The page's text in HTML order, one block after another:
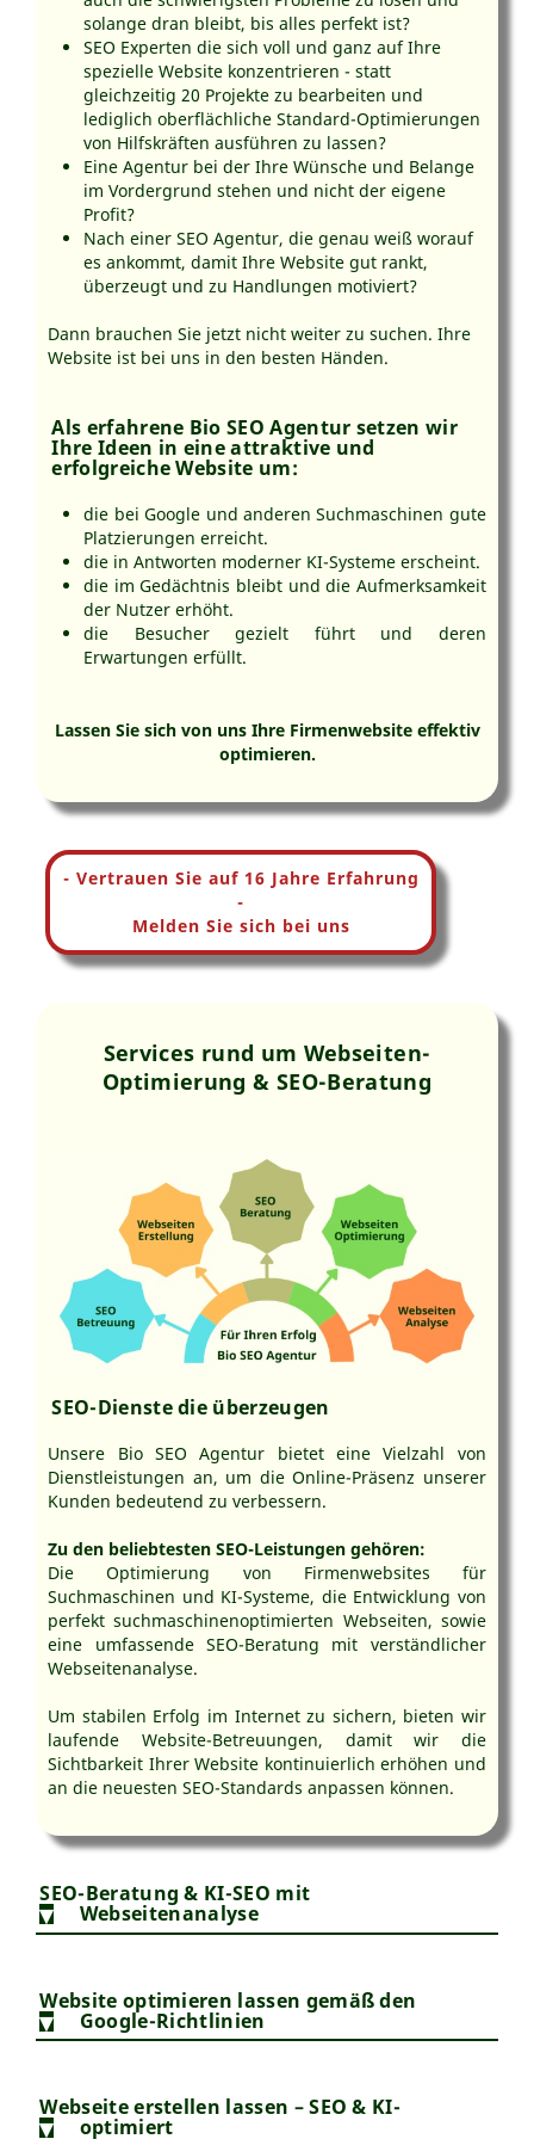
solange dran bleibt, bis alles perfekt ist?
SEO Experten die sich voll und ganz auf Ihre
spezielle Website konzentrieren - statt
gleichzeitig 20 Projekte zu bearbeiten und
lediglich oberflächliche Standard-Optimierungen
von Hilfskräften ausführen zu lassen?
Eine Agentur bei der Ihre Wünsche und Belange
im Vordergrund stehen und nicht der eigene
Profit?
Nach einer SEO Agentur, die genau weiß worauf
es ankommt, damit Ihre Website gut rankt,
überzeugt und zu Handlungen motiviert?
Dann brauchen Sie jetzt nicht weiter zu suchen. Ihre
Website ist bei uns in den besten Händen.
Als erfahrene Bio SEO Agentur setzen wir
Ihre Ideen in eine attraktive und
erfolgreiche Website um:
die bei Google und anderen Suchmaschinen gute
Platzierungen erreicht.
die in Antworten moderner KI-Systeme erscheint.
die im Gedächtnis bleibt und die Aufmerksamkeit
der Nutzer erhöht.
die Besucher gezielt führt und deren
Erwartungen erfüllt.
Lassen Sie sich von uns Ihre Firmenwebsite effektiv
optimieren.
- Vertrauen Sie auf 16 Jahre Erfahrung
-
Melden Sie sich bei uns
Services rund um Webseiten-
Optimierung & SEO-Beratung
SEO-Dienste die überzeugen
Unsere Bio SEO Agentur bietet eine Vielzahl von
Dienstleistungen an, um die Online-Präsenz unserer
Kunden bedeutend zu verbessern.
Zu den beliebtesten SEO-Leistungen gehören:
Die Optimierung von Firmenwebsites für
Suchmaschinen und KI-Systeme, die Entwicklung von
perfekt suchmaschinenoptimierten Webseiten, sowie
eine umfassende SEO-Beratung mit verständlicher
Webseitenanalyse.
Um stabilen Erfolg im Internet zu sichern, bieten wir
laufende Website-Betreuungen, damit wir die
Sichtbarkeit Ihrer Website kontinuierlich erhöhen und
an die neuesten SEO-Standards anpassen können.
SEO-Beratung & KI-SEO mit
Webseitenanalyse
Lernen Sie, wie Sie selbst Ihre
Mit unsererbegleitenden SEO-Beratungbringen
wir Ihre Website auf Kurs – transparent, praxisnah
Website optimieren lassen gemäß den
Google-Richtlinien
Webseite erstellen lassen – SEO & KI-
optimiert